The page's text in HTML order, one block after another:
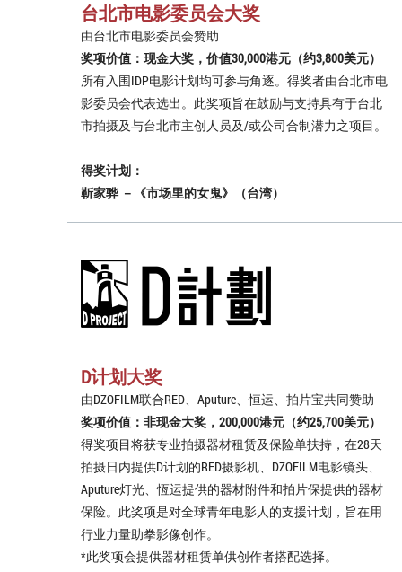
台北市电影委员会大奖
由台北市电影委员会赞助
奖项价值：现金大奖，价值30,000港元（约3,800美元）
所有入围IDP电影计划均可参与角逐。得奖者由台北市电
影委员会代表选出。此奖项旨在鼓励与支持具有于台北
市拍摄及与台北市主创人员及/或公司合制潜力之项目。
得奖计划：
靳家骅 －《市场里的女鬼》（台湾）
D计划大奖
由DZOFILM联合RED、Aputure、恒运、拍片宝共同赞助
奖项价值：非现金大奖，200,000港元（约25,700美元）
得奖项目将获专业拍摄器材租赁及保险单扶持，在28天
拍摄日内提供D计划的RED摄影机、DZOFILM电影镜头、
Aputure灯光、恆运提供的器材附件和拍片保提供的器材
保险。此奖项是对全球青年电影人的支援计划，旨在用
行业力量助拳影像创作。
*此奖项会提供器材租赁单供创作者搭配选择。